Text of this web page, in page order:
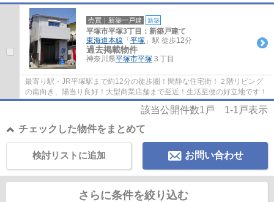
売買｜新築一戸建 新築
平塚市平塚3丁目：新築戸建て
東海道本線 「 平塚 」駅 徒歩12分
過去掲載物件
神奈川県平塚市平塚 ３丁目
最寄り駅・JR平塚駅まで約12分の徒歩圏！閑静な住宅街！２階リビング
の南向き、陽当り良好！大型商業店舗まで至近！生活至便の好立地です！
該当公開件数1 戸 1-1 戸表示
チェックした物件をまとめて
お問い合わせ
検討リストに追加
さらに条件を絞り込む